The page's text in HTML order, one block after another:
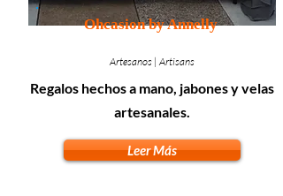
Ohcasion by Annelly
Artesanos | Artisans
Regalos hechos a mano, jabones y velas
artesanales.
Leer Más